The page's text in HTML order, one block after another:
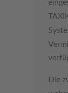
Die